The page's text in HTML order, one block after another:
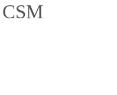
CSM